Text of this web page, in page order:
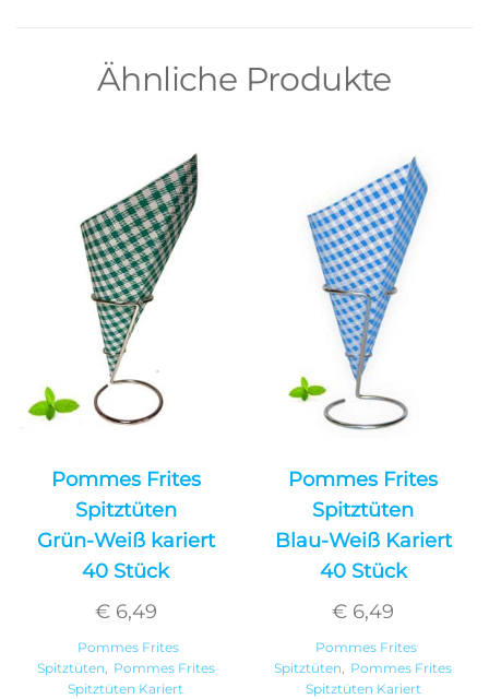
Ähnliche Produkte
Pommes Frites
Spitztüten
Grün-Weiß kariert
40 Stück
€6,49
Pommes Frites
Spitztüten, Pommes Frites
Spitztüten Kariert
Pommes Frites
Spitztüten
Blau-Weiß Kariert
40 Stück
€ 6,49
Pommes Frites
Spitztüten, Pommes Frites
Spitztüten Kariert